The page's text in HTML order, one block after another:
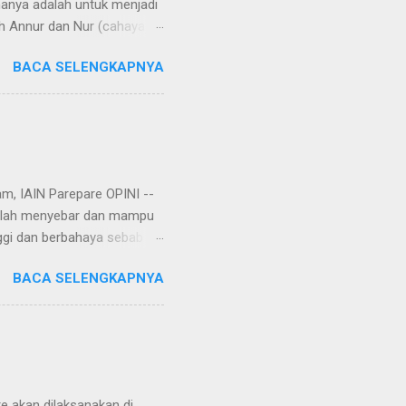
adalah untuk menjadi
dan Nur (cahaya).
di bumi melalui
di Yatsrib, Baginda Nabi
lain, hijrah
telah rampung tatkala
BACA SELENGKAPNYA
IAIN Parepare OPINI --
menyebar dan mampu
dan berbahaya sebab
Rencananya, virus itu
dianalisa dan
biologis yang
Yang menjadi
BACA SELENGKAPNYA